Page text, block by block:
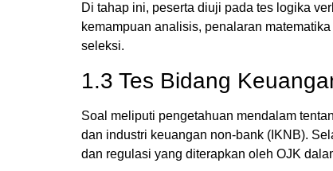
Di tahap ini, peserta diuji pada tes logika
kemampuan analisis, penalaran
seleksi.
1.3 Tes Bidang
Soal meliputi pengetahuan mendalam
dan industri keuangan non-bank (IKNB).
dan regulasi yang diterapkan oleh OJK